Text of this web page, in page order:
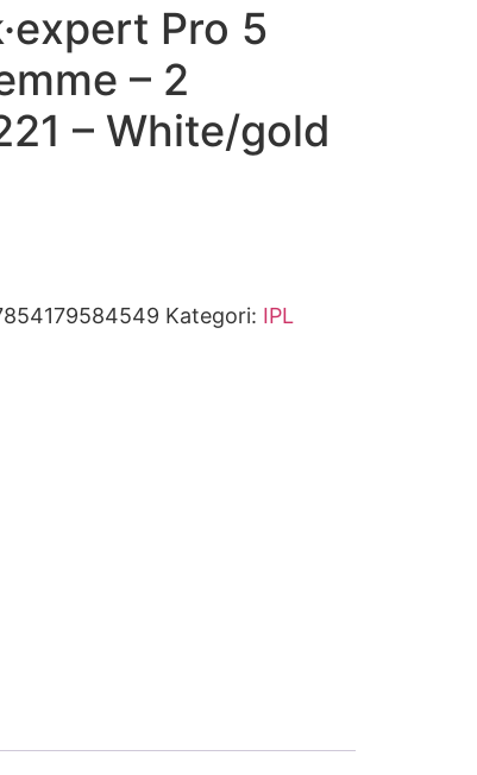
Pro 5
– 2
– White/gold
Kategori: IPL